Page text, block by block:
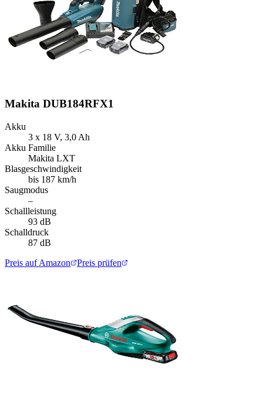
Makita DUB184RFX1
Akku
3 x 18 V, 3,0 Ah
Akku Familie
Makita LXT
Blasgeschwindigkeit
bis 187 km/h
Saugmodus
–
Schallleistung
93 dB
Schalldruck
87 dB
Preis auf Amazon
Preis prüfen